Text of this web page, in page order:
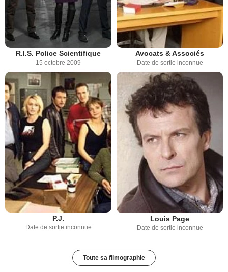
R.I.S. Police Scientifique
15 octobre 2009
Avocats & Associés
Date de sortie inconnue
P.J.
Date de sortie inconnue
Louis Page
Date de sortie inconnue
Toute sa filmographie